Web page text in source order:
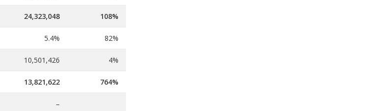
24,323,048 108%
5.4% 82%
10,501,426 4%
13,821,622 764%
–